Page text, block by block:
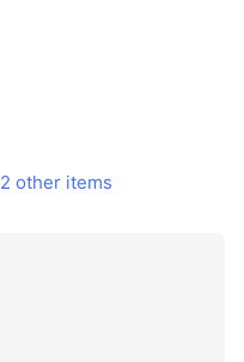
2 other items